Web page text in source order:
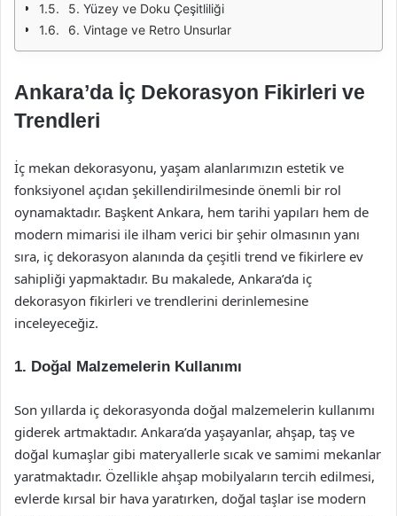
5. Yüzey ve Doku Çeşitliliği
6. Vintage ve Retro Unsurlar
Ankara’da İç Dekorasyon Fikirleri ve
Trendleri
İç mekan dekorasyonu, yaşam alanlarımızın estetik ve
fonksiyonel açıdan şekillendirilmesinde önemli bir rol
oynamaktadır. Başkent Ankara, hem tarihi yapıları hem de
modern mimarisi ile ilham verici bir şehir olmasının yanı
sıra, iç dekorasyon alanında da çeşitli trend ve fikirlere ev
sahipliği yapmaktadır. Bu makalede, Ankara’da iç
dekorasyon fikirleri ve trendlerini derinlemesine
inceleyeceğiz.
1. Doğal Malzemelerin Kullanımı
Son yıllarda iç dekorasyonda doğal malzemelerin kullanımı
giderek artmaktadır. Ankara’da yaşayanlar, ahşap, taş ve
doğal kumaşlar gibi materyallerle sıcak ve samimi mekanlar
yaratmaktadır. Özellikle ahşap mobilyaların tercih edilmesi,
evlerde kırsal bir hava yaratırken, doğal taşlar ise modern